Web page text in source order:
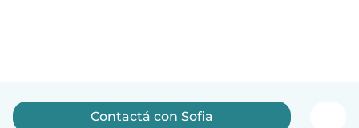
Contactá con Sofia